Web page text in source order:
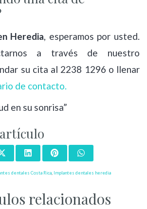
Heredia, esperamos por usted.
a través de nuestro
su cita al 2238 1296 o llenar
de contacto.
en su sonrisa”
dentales Costa Rica Implantes dentales heredia
relacionados